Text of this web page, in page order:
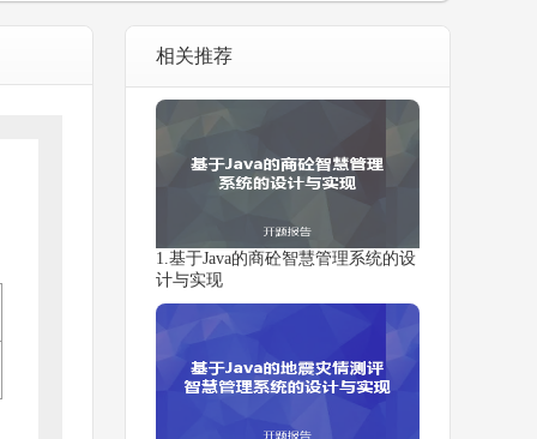
相关推荐
1.基于Java的商砼智慧管理系统的设
计与实现